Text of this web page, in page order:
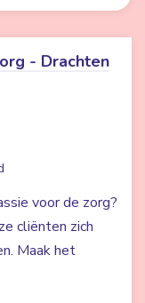
- Drachten
voor de zorg?
cliënten zich
Maak het